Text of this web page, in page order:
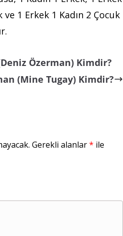
ve 1 Erkek 1 Kadın 2 Çocuk
Özerman) Kimdir?
(Mine Tugay) Kimdir?
Gerekli alanlar* ile